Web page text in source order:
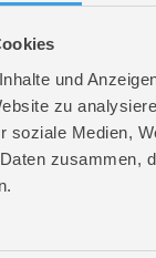
und
zu
soziale Medien,
zusammen,